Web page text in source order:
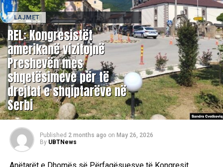
LAJMET
REL: Kongresistët
amerikanë vizitojnë
Preshevën mes
shqetësimeve për të
drejtat e shqiptarëve në
Serbi
Published 2 months ago on May 26, 2026
By UBTNews